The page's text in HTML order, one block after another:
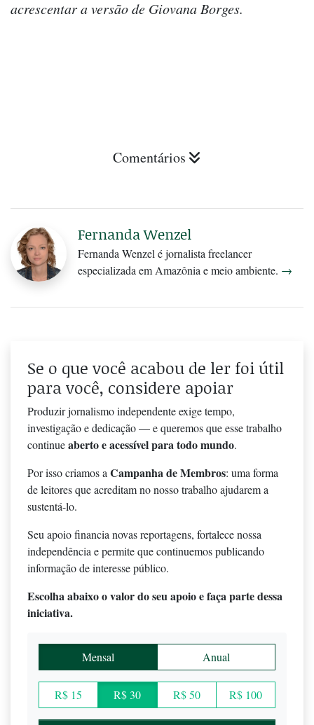
acrescentar a versão de Giovana Borges.
Comentários
Fernanda Wenzel
Fernanda Wenzel é jornalista freelancer
especializada em Amazônia e meio ambiente. →
Se o que você acabou de ler foi útil
para você, considere apoiar
Produzir jornalismo independente exige tempo,
investigação e dedicação — e queremos que esse trabalho
continueaberto e acessível para todo mundo.
Por isso criamos a Campanha de Membros: uma forma
de leitores que acreditam no nosso trabalho ajudarem a
sustentá-lo.
Seu apoio financia novas reportagens, fortalece nossa
independência e permite que continuemos publicando
informação de interesse público.
Escolha abaixo o valor do seu apoio e faça parte dessa
iniciativa.
Mensal Anual
R$ 15 R$ 30 R$ 50 R$ 100